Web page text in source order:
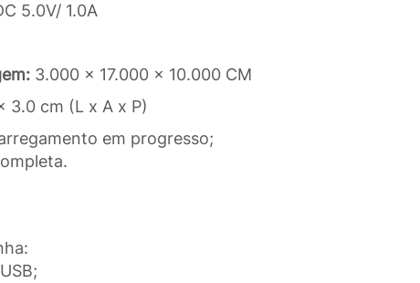
5.0V/ 1.0A
3.000 x 17.000 x 10.000 CM
3.0 cm (L x A x P)
em progresso;